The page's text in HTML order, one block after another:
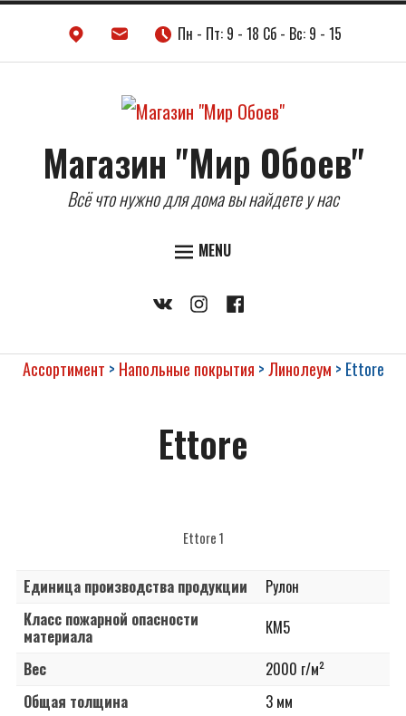
Пн - Пт: 9 - 18 Сб - Вс: 9 - 15
Магазин "Мир Обоев"
Всё что нужно для дома вы найдете у нас
MENU
ОБОИ
ПАНЕЛИ И ФАРТУКИ ПВХ
VkontakteInstagramFacebook
Ассортимент > Напольные покрытия >Линолеум > Ettore
Ettore
Ettore 1
Единица производства продукции
Рулон
Класс пожарной опасности
материала
КМ5
Вес
2000 г/м²
Общая толщина
3 мм